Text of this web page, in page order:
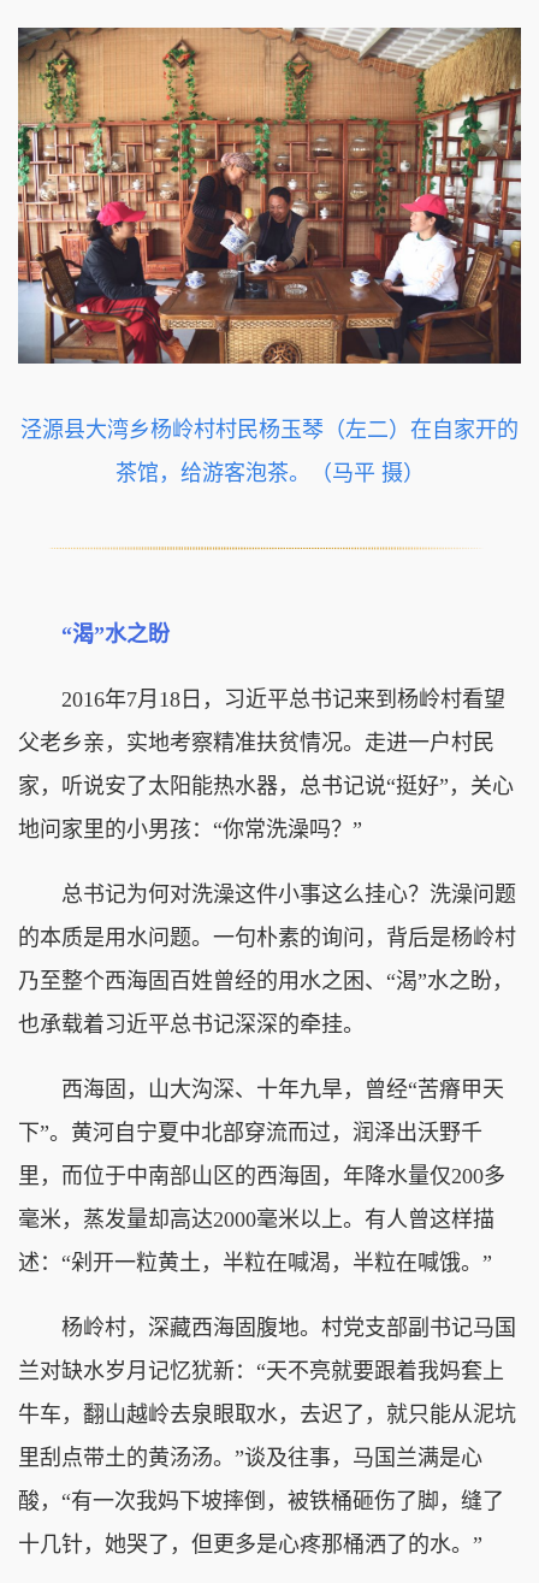
泾源县大湾乡杨岭村村民杨玉琴（左二）在自家开的
茶馆，给游客泡茶。（马平 摄）
“渴”水之盼
2016年7月18日，习近平总书记来到杨岭村看望
父老乡亲，实地考察精准扶贫情况。走进一户村民
家，听说安了太阳能热水器，总书记说“挺好”，关心
地问家里的小男孩：“你常洗澡吗？”
总书记为何对洗澡这件小事这么挂心？洗澡问题
的本质是用水问题。一句朴素的询问，背后是杨岭村
乃至整个西海固百姓曾经的用水之困、“渴”水之盼，
也承载着习近平总书记深深的牵挂。
西海固，山大沟深、十年九旱，曾经“苦瘠甲天
下”。黄河自宁夏中北部穿流而过，润泽出沃野千
里，而位于中南部山区的西海固，年降水量仅200多
毫米，蒸发量却高达2000毫米以上。有人曾这样描
述：“剁开一粒黄土，半粒在喊渴，半粒在喊饿。”
杨岭村，深藏西海固腹地。村党支部副书记马国
兰对缺水岁月记忆犹新：“天不亮就要跟着我妈套上
牛车，翻山越岭去泉眼取水，去迟了，就只能从泥坑
里刮点带土的黄汤汤。”谈及往事，马国兰满是心
酸，“有一次我妈下坡摔倒，被铁桶砸伤了脚，缝了
十几针，她哭了，但更多是心疼那桶洒了的水。”